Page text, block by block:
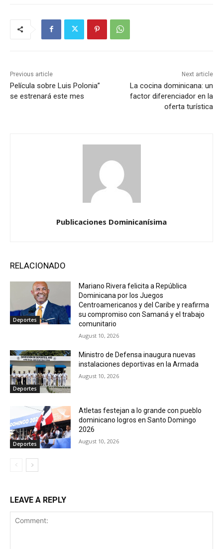
Previous article
Película sobre Luis Polonia”
se estrenará este mes
Next article
La cocina dominicana: un
factor diferenciador en la
oferta turística
Publicaciones Dominicanísima
RELACIONADO
Deportes
Mariano Rivera felicita a República
Dominicana por los Juegos
Centroamericanos y del Caribe y reafirma
su compromiso con Samaná y el trabajo
comunitario
August 10, 2026
Deportes
Ministro de Defensa inaugura nuevas
instalaciones deportivas en la Armada
August 10, 2026
Deportes
Atletas festejan a lo grande con pueblo
dominicano logros en Santo Domingo
2026
August 10, 2026
LEAVE A REPLY